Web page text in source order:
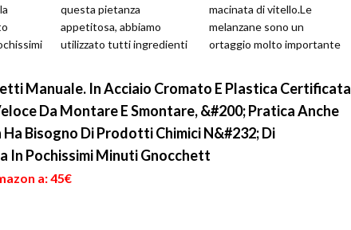
questa pietanza
appetitosa, abbiamo
utilizzato tutti ingredienti
macinata di vitello.Le
melanzane sono un
ortaggio molto importante
Manuale. In Acciaio Cromato E Plastica Certificata
Da Montare E Smontare, &#200; Pratica Anche
Ha Bisogno Di Prodotti Chimici N&#232; Di
In Pochissimi Minuti Gnocchett
a: 45€